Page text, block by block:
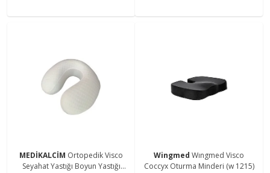
MEDİKALCİM Ortopedik Visco
Seyahat Yastığı Boyun Yastığı
Wingmed Wıngmed Visco
Coccyx Oturma Minderi (w 1215)